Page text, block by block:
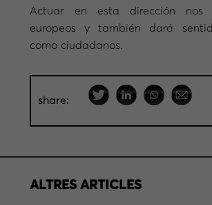
Actuar en esta dirección nos
europeos y también dará
como ciudadanos.
share:
ALTRES ARTICLES